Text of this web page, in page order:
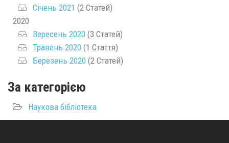
Січень 2021 (2 Статей)
2020
Вересень 2020 (3 Статей)
Травень 2020 (1 Стаття)
Березень 2020 (2 Статей)
За категорією
Наукова бібліотека